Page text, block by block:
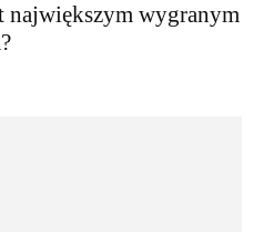
największym wygranym